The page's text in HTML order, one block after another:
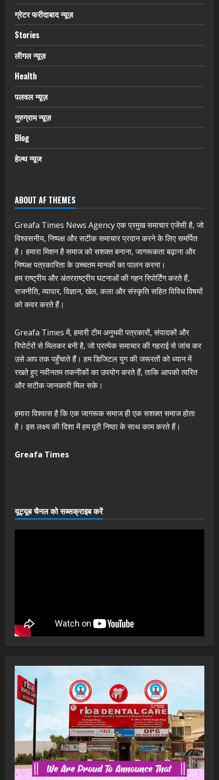
ग्रेटर फरीदाबाद न्यूज़
Stories
लीगल न्यूज़
Health
पलवल न्यूज़
गुरुग्राम न्यूज़
Blog
हेल्थ न्यूज
ABOUT AF THEMES
Greafa Times News Agency एक प्रमुख समाचार एजेंसी है, जो
विश्वसनीय, निष्पक्ष और सटीक समाचार प्रदान करने के लिए समर्पित
है। हमारा मिशन है समाज को सशक्त बनाना, जागरूकता बढ़ाना और
निष्पक्ष पत्रकारिता के उच्चतम मानकों का पालन करना।
हम राष्ट्रीय और अंतरराष्ट्रीय घटनाओं की गहन रिपोर्टिंग करते हैं,
राजनीति, व्यापार, विज्ञान, खेल, कला और संस्कृति सहित विविध विषयों
को कवर करते हैं।
Greafa Times में, हमारी टीम अनुभवी पत्रकारों, संपादकों और
रिपोर्टरों से मिलकर बनी है, जो प्रत्येक समाचार की गहराई से जांच कर
उसे आप तक पहुँचाते हैं। हम डिजिटल युग की जरूरतों को ध्यान में
रखते हुए नवीनतम तकनीकों का उपयोग करते हैं, ताकि आपको त्वरित
और सटीक जानकारी मिल सके।
हमारा विश्वास है कि एक जागरूक समाज ही एक सशक्त समाज होता
है। इस लक्ष्य की दिशा में हम पूरी निष्ठा के साथ काम करते हैं।
Greafa Times
यूट्यूब चैनल को सब्सक्राइब करें